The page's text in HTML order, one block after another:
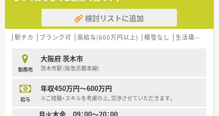
業務やスピーディーな監査業務の全般を担当していただきま
■お薬のプロフェッショナルとして、来局された地域の患者様の
不安に寄り添うような丁寧な服薬指導を実践します。
申請手続きなどの基本的な薬局管理実務も行います。
【職場環境と雰囲気】
り、人柄重視の採用によりギスギス感のない良好な雰囲気です。
■現場のフォロー体制がしっかりと構築されているため、何か困
検討リストに追加
駅チカ ブランク可 高給与(600万円以上) 積雪なし 生活環境充実
勤務地
大阪府 茨木市
茨木市駅 (阪急京都本線)
給与
年収450万円～600万円
※ご経験・スキルを考慮の上、交渉させていただきます。
月火木金 09：00～20：00